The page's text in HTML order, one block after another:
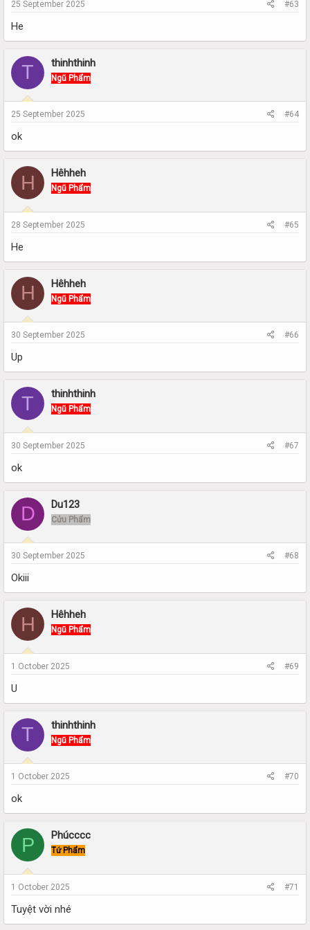
25 September 2025 #63
He
T thinhthinh
Ngũ Phẩm
25 September 2025 #64
ok
H Hêhheh
Ngũ Phẩm
28 September 2025 #65
He
H Hêhheh
Ngũ Phẩm
30 September 2025 #66
Up
T thinhthinh
Ngũ Phẩm
30 September 2025 #67
ok
D Du123
Cửu Phẩm
30 September 2025 #68
Okiii
H Hêhheh
Ngũ Phẩm
1 October 2025 #69
U
T thinhthinh
Ngũ Phẩm
1 October 2025 #70
ok
P Phúcccc
Tứ Phẩm
1 October 2025 #71
Tuyệt vời nhé